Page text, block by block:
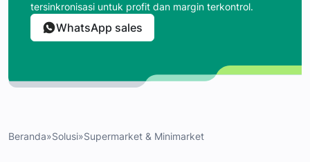
tersinkronisasi untuk profit dan margin terkontrol.
WhatsApp sales
Beranda»Solusi»Supermarket & Minimarket